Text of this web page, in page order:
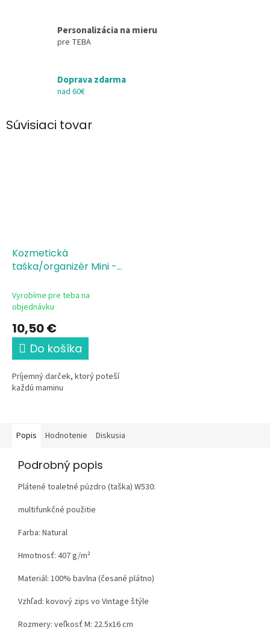
Personalizácia na mieru
pre TEBA
Doprava zdarma
nad 60€
Súvisiaci tovar
Kozmetická
taška/organizér Mini -
Vyrobíme pre teba na
objednávku
10,50 €
Do košíka
Príjemný darček, ktorý poteší
každú maminu
Popis Hodnotenie Diskusia
Podrobný popis
Plátené toaletné púzdro (taška) W530:
multifunkčné použitie
Farba: Natural
Hmotnosť: 407 g/m²
Materiál: 100% bavlna (česané plátno)
Vzhľad: kovový zips vo Vintage štýle
Rozmery: veľkosť M: 22.5x16 cm